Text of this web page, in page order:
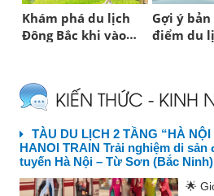
Khám phá du lịch
Đông Bắc khi vào
Gợi ý
điểm du
KIẾN THỨC - KINH
TÀU DU LỊCH 2 TẦNG “HÀ
HANOI TRAIN Trải nghiệm di sản
tuyến Hà Nội – Từ Sơn (Bắc Ninh)
🌟